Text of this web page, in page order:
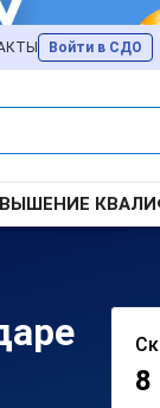
Войти в СДО
8